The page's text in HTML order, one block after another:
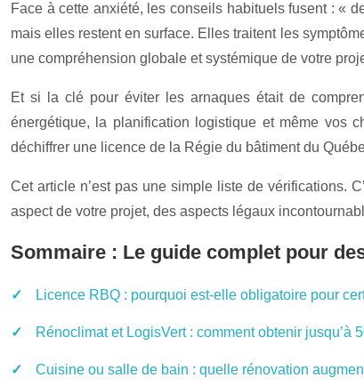
Face à cette anxiété, les conseils habituels fusent : «
mais elles restent en surface. Elles traitent les
une compréhension globale et systémique de votre
Et si la clé pour éviter les arnaques était de
énergétique, la planification logistique et même vos
déchiffrer une licence de la Régie du bâtiment du
Cet article n’est pas une simple liste de vérifications.
aspect de votre projet, des aspects légaux
Sommaire : Le guide complet pour
Licence RBQ : pourquoi est-elle obligatoire pour
Rénoclimat et LogisVert : comment obtenir jusqu’à
Cuisine ou salle de bain : quelle rénovation